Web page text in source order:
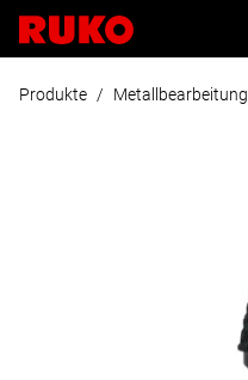
Produkte / Metallbearbeitung